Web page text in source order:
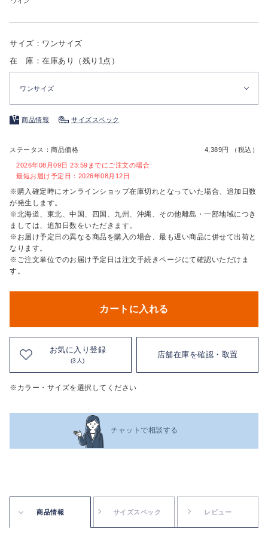
サイズ：ワンサイズ
在 庫：在庫あり（残り1点）
ワンサイズ
商品情報 サイズスペック
ステータス：商品価格 4,389円 （税込）
2026年08月09日 23:59までにご注文の場合
最短お届け予定日：2026年08月12日
※購入確定時にオンラインショップ在庫切れとなっていた場合、追加日数
が発生します。
※北海道、東北、中国、四国、九州、沖縄、その他離島・一部地域につき
ましては、追加日数をいただきます。
※お届け予定日の異なる商品を購入の場合、最も遅い商品に併せて出荷と
なります。
※ご注文単位でのお届け予定日は注文手続きページにて確認いただけま
す。
カートに入れる
お気に入り登録
(3人)
店舗在庫を確認・取置
※カラー・サイズを選択してください
チャットで相談する
商品情報 サイズスペック レビュー